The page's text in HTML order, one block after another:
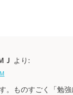
Ｊ より:
。ものすごく「勉強